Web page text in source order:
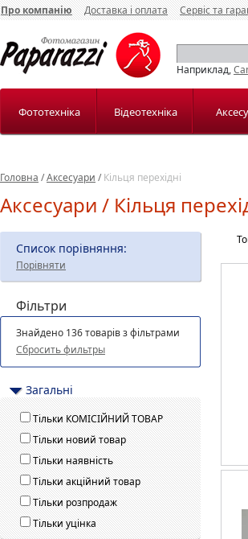
Про компанію Доставка і оплата Сервіс та
Наприклад,
Фототехніка Відеотехніка
Головна /Аксесуари /Кільця перехідні
Аксесуари / Кільця
Список порівняння:
Порівняти
Фільтри
Знайдено 136 товарів з фільтрами
Сбросить фильтры
Загальні
Тільки КОМІСІЙНИЙ ТОВАР
Тільки новий товар
Тільки наявність
Тільки акційний товар
Тільки розпродаж
Тільки уцінка